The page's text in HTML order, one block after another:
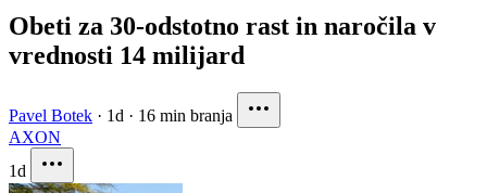
Obeti za 30-odstotno rast in naročila v
vrednosti 14 milijard
Pavel Botek · 1d · 16 min branja
AXON
1d